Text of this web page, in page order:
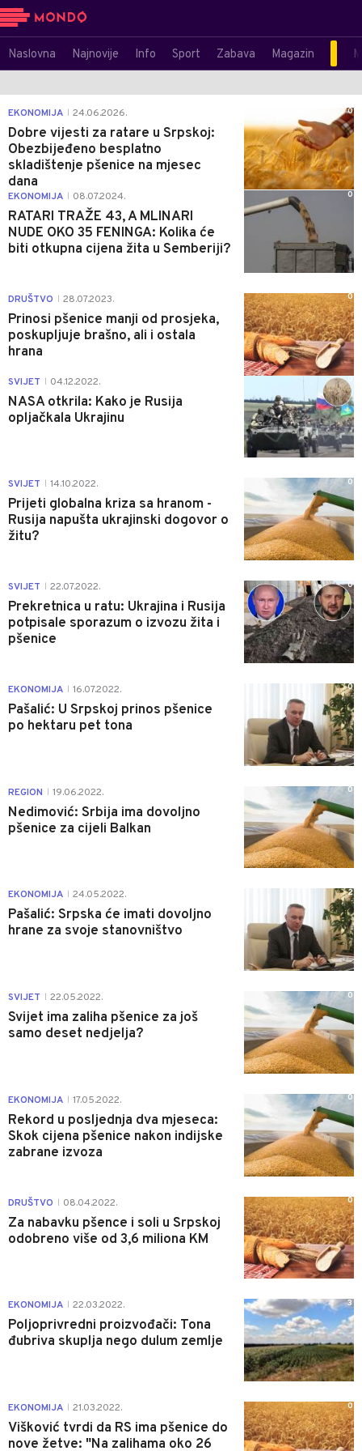
Naslovna Najnovije Info Sport Zabava Magazin
EKONOMIJA 24.06.2026.
Dobre vijesti za ratare u Srpskoj:
Obezbijeđeno besplatno
skladištenje pšenice na mjesec
dana
0
EKONOMIJA 08.07.2024.
RATARI TRAŽE 43, A MLINARI
NUDE OKO 35 FENINGA: Kolika će
biti otkupna cijena žita u Semberiji?
0
DRUŠTVO 28.07.2023.
Prinosi pšenice manji od prosjeka,
poskupljuje brašno, ali i ostala
hrana
0
SVIJET 04.12.2022.
NASA otkrila: Kako je Rusija
opljačkala Ukrajinu
0
SVIJET 14.10.2022.
Prijeti globalna kriza sa hranom -
Rusija napušta ukrajinski dogovor o
žitu?
0
SVIJET 22.07.2022.
Prekretnica u ratu: Ukrajina i Rusija
potpisale sporazum o izvozu žita i
pšenice
0
EKONOMIJA 16.07.2022.
Pašalić: U Srpskoj prinos pšenice
po hektaru pet tona
0
REGION 19.06.2022.
Nedimović: Srbija ima dovoljno
pšenice za cijeli Balkan
0
EKONOMIJA 24.05.2022.
Pašalić: Srpska će imati dovoljno
hrane za svoje stanovništvo
2
SVIJET 22.05.2022.
Svijet ima zaliha pšenice za još
samo deset nedjelja?
0
EKONOMIJA 17.05.2022.
Rekord u posljednja dva mjeseca:
Skok cijena pšenice nakon indijske
zabrane izvoza
0
DRUŠTVO 08.04.2022.
Za nabavku pšence i soli u Srpskoj
odobreno više od 3,6 miliona KM
0
EKONOMIJA 22.03.2022.
Poljoprivredni proizvođači: Tona
đubriva skuplja nego dulum zemlje
3
EKONOMIJA 21.03.2022.
Višković tvrdi da RS ima pšenice do
nove žetve: "Na zalihama oko 26
0